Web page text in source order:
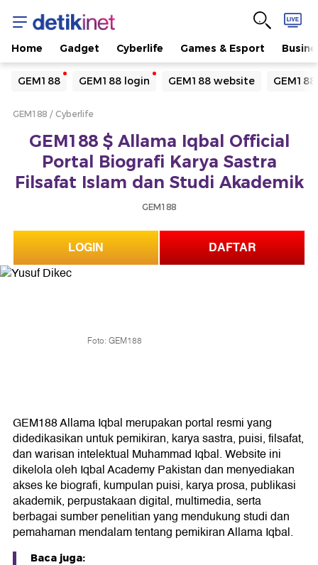
Home Gadget Cyberlife Games & Esport
GEM188 GEM188 login GEM188 website
Yang sedang ramai dicari
Loading...
Loading...
GEM188 Cyberlife
GEM188 $ Allama Iqbal Official
Portal Biografi Karya Sastra
Filsafat Islam dan Studi Akademik
GEM188
LOGIN DAFTAR
Foto: GEM188
GEM188 Allama Iqbal merupakan portal resmi yang
didedikasikan untuk pemikiran, karya sastra, puisi, filsafat,
dan warisan intelektual Muhammad Iqbal. Website ini
dikelola oleh Iqbal Academy Pakistan dan menyediakan
akses ke biografi, kumpulan puisi, karya prosa, publikasi
akademik, perpustakaan digital, multimedia, serta
berbagai sumber penelitian yang mendukung studi dan
pemahaman mendalam tentang pemikiran Allama Iqbal.
Baca juga: